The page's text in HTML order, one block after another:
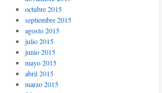
octubre 2015
septiembre 2015
agosto 2015
julio 2015
junio 2015
mayo 2015
abril 2015
marzo 2015